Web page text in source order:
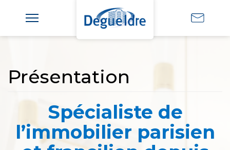
Présentation
Spécialiste de
l’immobilier parisien